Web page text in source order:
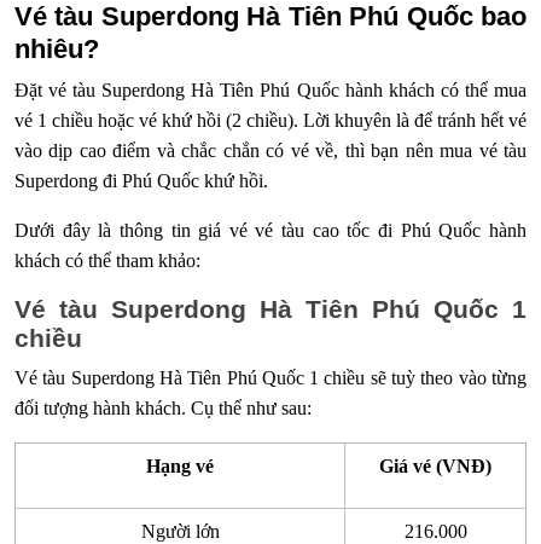
Vé tàu Superdong Hà Tiên Phú Quốc bao
nhiêu?
Đặt vé tàu Superdong Hà Tiên Phú Quốc hành khách có thể mua
vé 1 chiều hoặc vé khứ hồi (2 chiều). Lời khuyên là để tránh hết vé
vào dịp cao điểm và chắc chắn có vé về, thì bạn nên mua vé tàu
Superdong đi Phú Quốc khứ hồi.
Dưới đây là thông tin giá vé vé tàu cao tốc đi Phú Quốc hành
khách có thể tham khảo:
Vé tàu Superdong Hà Tiên Phú Quốc 1
chiều
Vé tàu Superdong Hà Tiên Phú Quốc 1 chiều sẽ tuỳ theo vào từng
đối tượng hành khách. Cụ thể như sau:
Hạng vé Giá vé (VNĐ)
Người lớn 216.000